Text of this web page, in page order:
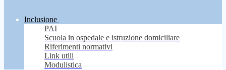
Inclusione
PAI
Scuola in ospedale e istruzione domiciliare
Riferimenti normativi
Link utili
Modulistica